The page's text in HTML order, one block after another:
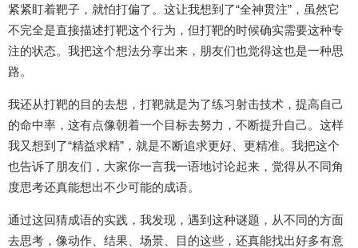
紧紧盯着靶子，就怕打偏了。这让我想到了“全神贯注”，虽然它
不完全是直接描述打靶这个行为，但打靶的时候确实需要这种专
注的状态。我把这个想法分享出来，朋友们也觉得这也是一种思
路。
我还从打靶的目的去想，打靶就是为了练习射击技术，提高自己
的命中率，这有点像朝着一个目标去努力，不断提升自己。这样
我又想到了“精益求精”，就是不断追求更好、更精准。我把这个
也告诉了朋友们，大家你一言我一语地讨论起来，觉得从不同角
度思考还真能想出不少可能的成语。
通过这回猜成语的实践，我发现，遇到这种谜题，从不同的方面
去思考，像动作、结果、场景、目的这些，还真能找出好多有意